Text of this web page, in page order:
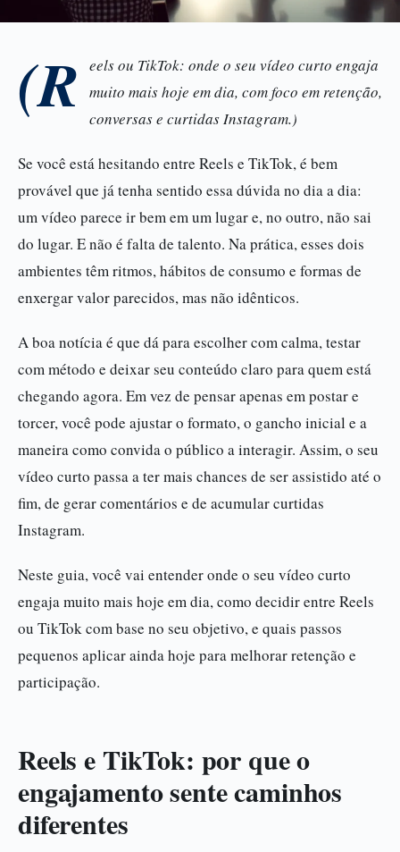
(R
eels ou TikTok: onde o seu vídeo curto engaja
muito mais hoje em dia, com foco em retenção,
conversas e curtidas Instagram.)
Se você está hesitando entre Reels e TikTok, é bem
provável que já tenha sentido essa dúvida no dia a dia:
um vídeo parece ir bem em um lugar e, no outro, não sai
do lugar. E não é falta de talento. Na prática, esses dois
ambientes têm ritmos, hábitos de consumo e formas de
enxergar valor parecidos, mas não idênticos.
A boa notícia é que dá para escolher com calma, testar
com método e deixar seu conteúdo claro para quem está
chegando agora. Em vez de pensar apenas em postar e
torcer, você pode ajustar o formato, o gancho inicial e a
maneira como convida o público a interagir. Assim, o seu
vídeo curto passa a ter mais chances de ser assistido até o
fim, de gerar comentários e de acumular curtidas
Instagram.
Neste guia, você vai entender onde o seu vídeo curto
engaja muito mais hoje em dia, como decidir entre Reels
ou TikTok com base no seu objetivo, e quais passos
pequenos aplicar ainda hoje para melhorar retenção e
participação.
Reels e TikTok: por que o
engajamento sente caminhos
diferentes